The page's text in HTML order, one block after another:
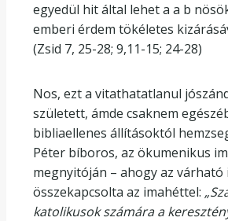
egyedül hit által lehet a a b
emberi érdem tökéletes
(Zsid 7, 25-28; 9,11-15; 24-28)
Nos, ezt a vitathatatlanul
született, ámde csaknem
bibliaellenes állításoktól
Péter bíboros, az ökumenikus
megnyitóján – ahogy az várható
összekapcsolta az imahéttel:
katolikusok számára a